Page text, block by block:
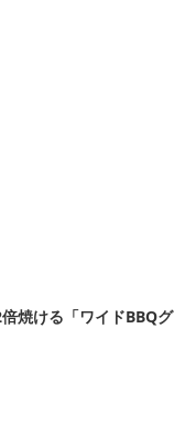
焼ける「ワイドBBQグ